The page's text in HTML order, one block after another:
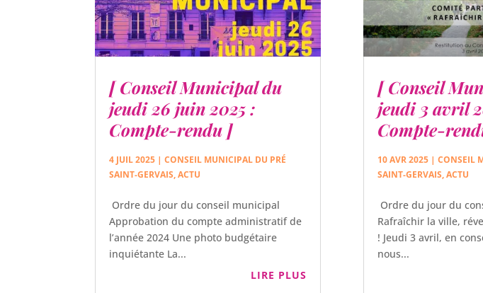
[ Conseil Municipal du
jeudi 26 juin 2025 :
Compte-rendu ]
4 JUIL 2025 |CONSEIL MUNICIPAL DU PRÉ
SAINT-GERVAIS,ACTU
Ordre du jour du conseil municipal
Approbation du compte administratif de
l’année 2024 Une photo budgétaire
inquiétante La...
LIRE PLUS
[ Conseil
jeudi 3 avril
Compte-
10 AVR 2025| CONSEIL
SAINT-GERVAIS,ACTU
Ordre du jour du
Rafraîchir la ville,
! Jeudi 3 avril, en
nous...